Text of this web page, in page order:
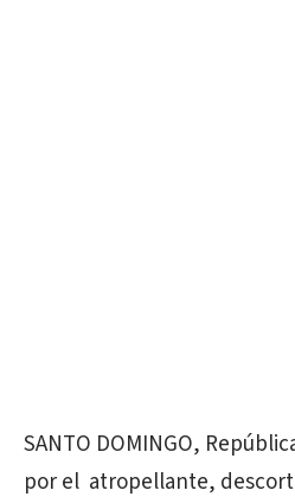
SANTO DOMINGO,
por el atropellante,